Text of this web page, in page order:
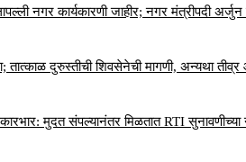
नगर कार्यकारणी जाहीर; नगर मंत्रीपदी
तात्काळ दुरुस्तीची शिवसेनेची मागणी, अन्यथा तीव्र
मुदत संपल्यानंतर मिळतात RTI सुनावणीच्या